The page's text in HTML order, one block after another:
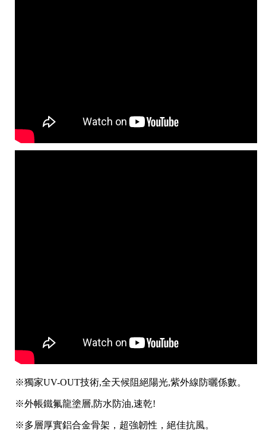
※獨家UV-OUT技術,全天候阻絕陽光,紫外線防曬係數。
※外帳鐵氟龍塗層,防水防油,速乾!
※多層厚實鋁合金骨架，超強韌性，絕佳抗風。